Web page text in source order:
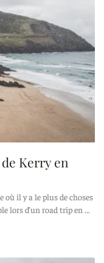
Kerry en
où il y a le plus de choses
lors d’un road trip en